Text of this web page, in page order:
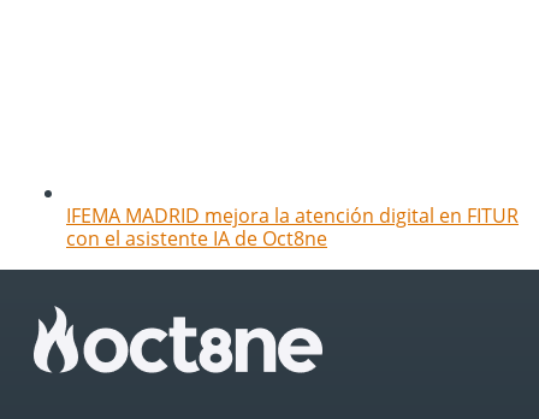
IFEMA MADRID mejora la atención digital en FITUR
con el asistente IA de Oct8ne